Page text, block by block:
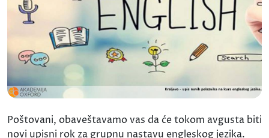
Poštovani, obaveštavamo vas da će tokom avgusta biti
novi upisni rok za grupnu nastavu engleskog jezika.